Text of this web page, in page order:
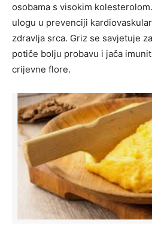
osobama s visokim
ulogu u prevenciji
zdravlja srca. Griz se savjetuje
potiče bolju probavu i jača
crijevne flore.